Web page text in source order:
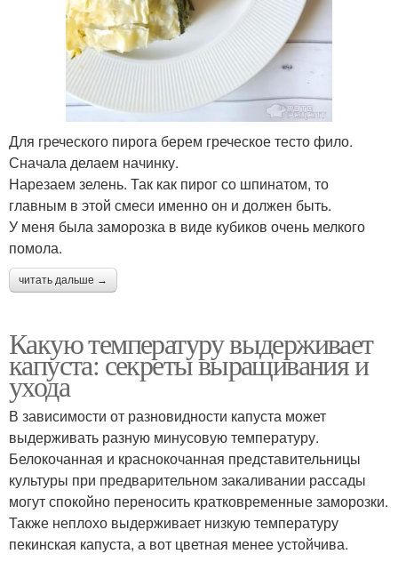
Для греческого пирога берем греческое тесто фило.
Сначала делаем начинку.
Нарезаем зелень. Так как пирог со шпинатом, то
главным в этой смеси именно он и должен быть.
У меня была заморозка в виде кубиков очень мелкого
помола.
читать дальше →
Какую температуру выдерживает
капуста: секреты выращивания и
ухода
В зависимости от разновидности капуста может
выдерживать разную минусовую температуру.
Белокочанная и краснокочанная представительницы
культуры при предварительном закаливании рассады
могут спокойно переносить кратковременные заморозки.
Также неплохо выдерживает низкую температуру
пекинская капуста, а вот цветная менее устойчива.